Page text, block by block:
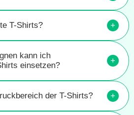
T-Shirts? +
kann ich
einsetzen?
+
der T-Shirts? +